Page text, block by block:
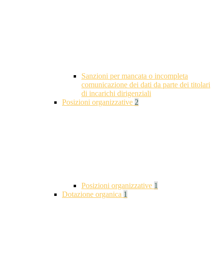
Sanzioni per mancata o incompleta
comunicazione dei dati da parte dei titolari
di incarichi dirigenziali
Posizioni organizzative 2
Posizioni organizzative 1
Dotazione organica 1